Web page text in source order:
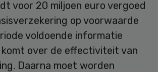
voor 20 miljoen euro vergoed
op voorwaarde
voldoende informatie
komt over de effectiviteit van
Daarna moet worden